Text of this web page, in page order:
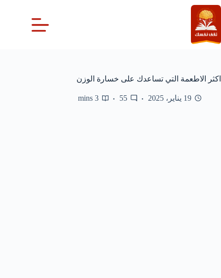
التجاوز
إلى
المحتوى
اكثر الاطعمة التي تساعدك على خسارة الوزن
19 يناير، 2025 55
3 mins